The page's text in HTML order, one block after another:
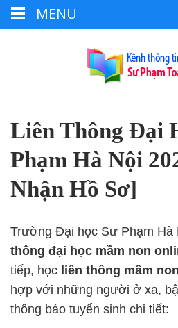
Liên Thông Đại
Phạm Hà Nội
Nhận Hồ Sơ]
Trường Đại học Sư Phạm Hà
thông đại học mầm non
tiếp, học liên thông mầm
hợp với những người ở xa,
thông báo tuyển sinh chi tiết:
MENU